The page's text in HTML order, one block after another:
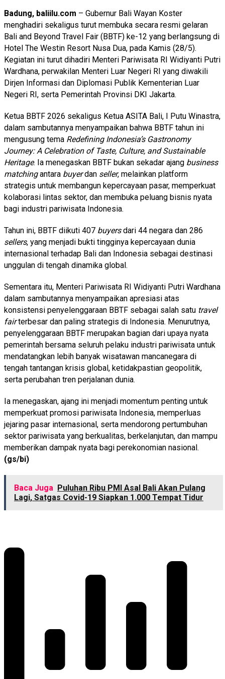
Badung, baliilu.com – Gubernur Bali Wayan Koster
menghadiri sekaligus turut membuka secara resmi gelaran
Bali and Beyond Travel Fair (BBTF) ke-12 yang berlangsung di
Hotel The Westin Resort Nusa Dua, pada Kamis (28/5).
Kegiatan ini turut dihadiri Menteri Pariwisata RI Widiyanti Putri
Wardhana, perwakilan Menteri Luar Negeri RI yang diwakili
Dirjen Informasi dan Diplomasi Publik Kementerian Luar
Negeri RI, serta Pemerintah Provinsi DKI Jakarta.
Ketua BBTF 2026 sekaligus Ketua ASITA Bali, I Putu Winastra,
dalam sambutannya menyampaikan bahwa BBTF tahun ini
mengusung tema Redefining Indonesia’s Gastronomy
Journey: A Celebration of Taste, Culture, and Sustainable
Heritage. Ia menegaskan BBTF bukan sekadar ajang business
matchingantara buyerdan seller, melainkan platform
strategis untuk membangun kepercayaan pasar, memperkuat
kolaborasi lintas sektor, dan membuka peluang bisnis nyata
bagi industri pariwisata Indonesia.
Tahun ini, BBTF diikuti 407 buyersdari 44 negara dan 286
sellers, yang menjadi bukti tingginya kepercayaan dunia
internasional terhadap Bali dan Indonesia sebagai destinasi
unggulan di tengah dinamika global.
Sementara itu, Menteri Pariwisata RI Widiyanti Putri Wardhana
dalam sambutannya menyampaikan apresiasi atas
konsistensi penyelenggaraan BBTF sebagai salah satu travel
fairterbesar dan paling strategis di Indonesia. Menurutnya,
penyelenggaraan BBTF merupakan bagian dari upaya nyata
pemerintah bersama seluruh pelaku industri pariwisata untuk
mendatangkan lebih banyak wisatawan mancanegara di
tengah tantangan krisis global, ketidakpastian geopolitik,
serta perubahan tren perjalanan dunia.
Ia menegaskan, ajang ini menjadi momentum penting untuk
memperkuat promosi pariwisata Indonesia, memperluas
jejaring pasar internasional, serta mendorong pertumbuhan
sektor pariwisata yang berkualitas, berkelanjutan, dan mampu
memberikan dampak nyata bagi perekonomian nasional.
(gs/bi)
Baca Juga Puluhan Ribu PMI Asal Bali Akan Pulang
Lagi, Satgas Covid-19 Siapkan 1.000 Tempat Tidur